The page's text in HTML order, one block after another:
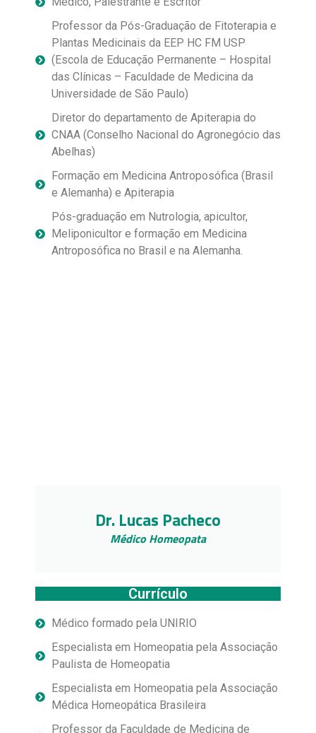
Professor da Pós-Graduação de Fitoterapia e
Plantas Medicinais da EEP HC FM USP
(Escola de Educação Permanente – Hospital
das Clínicas – Faculdade de Medicina da
Universidade de São Paulo)
Diretor do departamento de Apiterapia do
CNAA (Conselho Nacional do Agronegócio das
Abelhas)
Formação em Medicina Antroposófica (Brasil
e Alemanha) e Apiterapia
Pós-graduação em Nutrologia, apicultor,
Meliponicultor e formação em Medicina
Antroposófica no Brasil e na Alemanha.
Dr. Lucas Pacheco
Médico Homeopata
Currículo
Médico formado pela UNIRIO
Especialista em Homeopatia pela Associação
Paulista de Homeopatia
Especialista em Homeopatia pela Associação
Médica Homeopática Brasileira
Professor da Faculdade de Medicina de